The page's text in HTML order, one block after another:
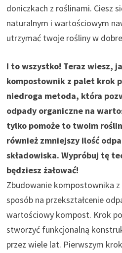
doniczkach z roślinami. Ciesz
naturalnym i wartościowym
utrzymać twoje rośliny w
I to wszystko! Teraz wiesz,
kompostownik z palet krok
niedroga metoda, która
odpady organiczne na
tylko pomoże to twoim
również zmniejszy ilość
składowiska. Wypróbuj tę
będziesz żałować!
Zbudowanie kompostownika
sposób na przekształcenie
wartościowy kompost. Krok
stworzyć funkcjonalną
przez wiele lat. Pierwszym